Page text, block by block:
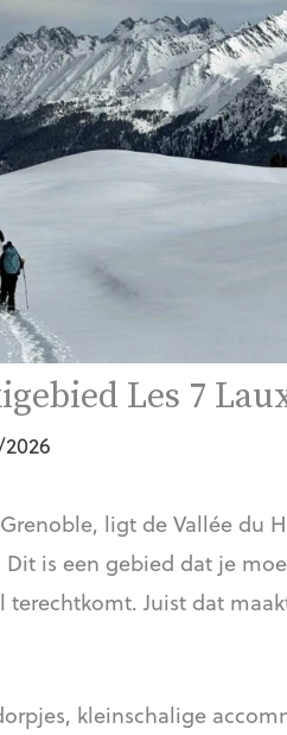
Les 7
ligt de Vallée du
is een gebied dat je
Juist dat
kleinschalige